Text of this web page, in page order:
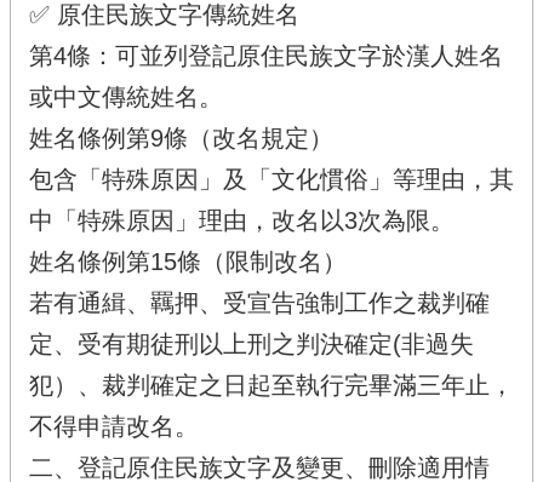
✅ 原住民族文字傳統姓名
第4條：可並列登記原住民族文字於漢人姓名
或中文傳統姓名。
姓名條例第9條（改名規定）
包含「特殊原因」及「文化慣俗」等理由，其
中「特殊原因」理由，改名以3次為限。
姓名條例第15條（限制改名）
若有通緝、羈押、受宣告強制工作之裁判確
定、受有期徒刑以上刑之判決確定(非過失
犯）、裁判確定之日起至執行完畢滿三年止，
不得申請改名。
二、登記原住民族文字及變更、刪除適用情